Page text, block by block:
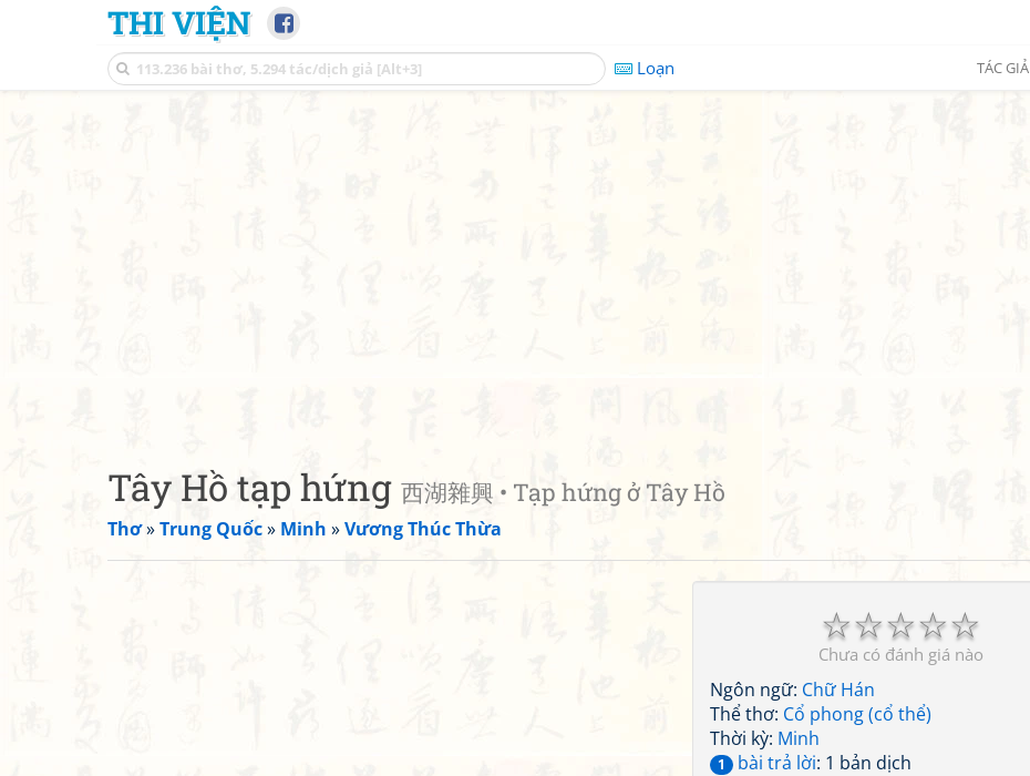
THI VIỆN
Loạn TÁC GIẢ
Tây Hồ tạp hứng 西湖雜興 • Tạp hứng ở Tây Hồ
Thơ»Trung Quốc» Minh »Vương Thúc Thừa
☆
☆
☆
☆
☆
Chưa có đánh giá nào
Ngôn ngữ: Chữ Hán
Thể thơ: Cổ phong (cổ thể)
Thời kỳ: Minh
1 bài trả lời: 1 bản dịch